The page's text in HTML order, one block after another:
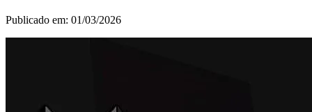
Publicado em: 01/03/2026